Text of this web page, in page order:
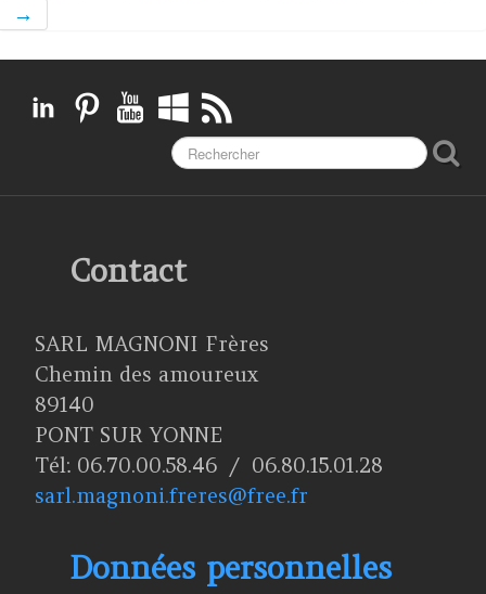
→
Contact
SARL MAGNONI Frères
Chemin des amoureux
89140
PONT SUR YONNE
Tél: 06.70.00.58.46 / 06.80.15.01.28
sarl.magnoni.freres@free.fr
Données personnelles